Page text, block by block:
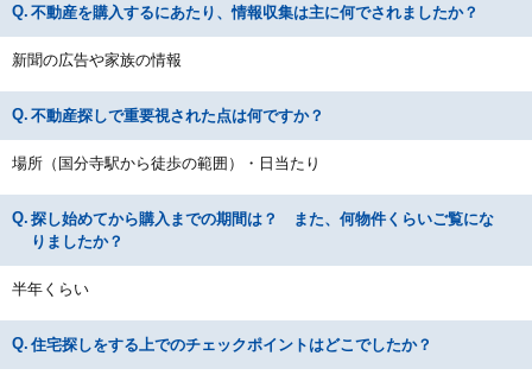
不動産を購入するにあたり、情報収集は主に何でされましたか？
新聞の広告や家族の情報
不動産探しで重要視された点は何ですか？
場所（国分寺駅から徒歩の範囲）・日当たり
探し始めてから購入までの期間は？ また、何物件くらいご覧にな
りましたか？
半年くらい
住宅探しをする上でのチェックポイントはどこでしたか？